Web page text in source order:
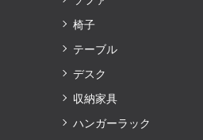
椅子
テーブル
デスク
収納家具
ハンガーラック